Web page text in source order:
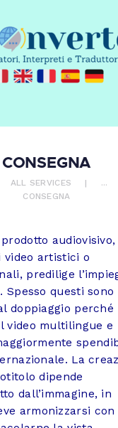
CONSEGNA
ALL SERVICES
...
CONSEGNA
-
Interpreti e Traduttori
audiovisivo,
artistici o
predilige
Spesso questi sono
doppiaggio perché
video multilingue e
La
dipende
dall’immagine, in
armonizzarsi con